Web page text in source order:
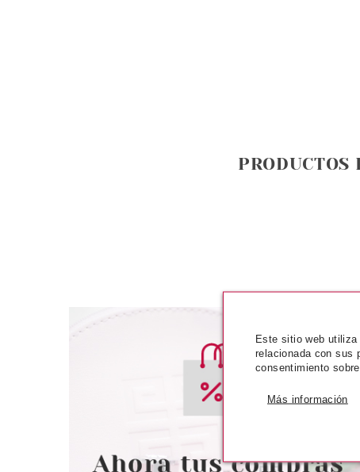
PRODUCTOS
DSQUARED2
DSQUARED2 TWO WOOD EDT
Pvr 49.00€ desde
Este sitio web
relacionada con sus
consentimiento
Más información